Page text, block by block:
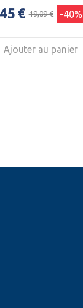
€ 19,09 € -40%
Ajouter au panier